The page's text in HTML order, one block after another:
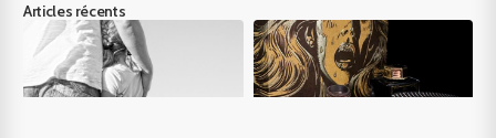
Articles récents